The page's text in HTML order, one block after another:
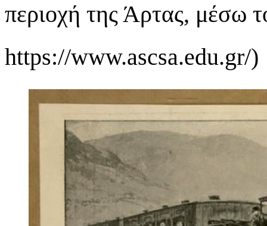
περιοχή της Άρτας, μέσω
https://www.ascsa.edu.gr/)